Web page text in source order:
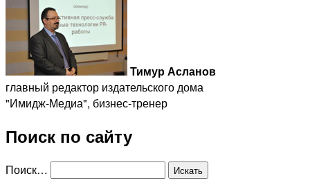
Тимур Асланов
главный редактор издательского дома
"Имидж-Медиа", бизнес-тренер
Поиск по сайту
Поиск…